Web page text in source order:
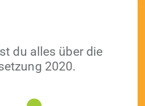
du alles über die
2020.